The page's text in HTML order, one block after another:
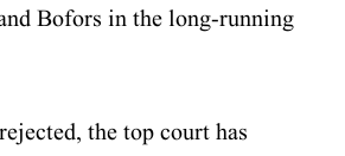
Bofors in the long-running
the top court has